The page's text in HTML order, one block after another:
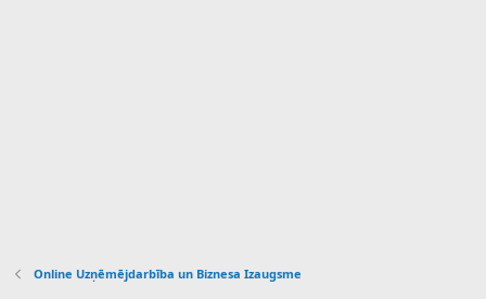
Online Uzņēmējdarbība un Biznesa Izaugsme